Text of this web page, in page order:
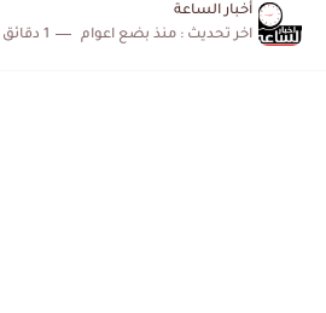
أخبار الساعة
اخر تحديث : منذ بضع اعوام 1 دقائق للقراءة